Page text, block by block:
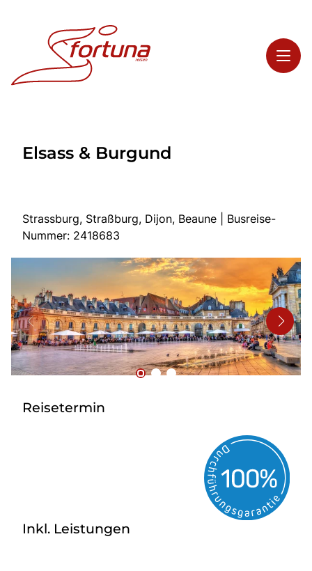
Highlights
Busreisen
Bus mieten
Reisebüro
Newsletter
Elsass & Burgund
Strassburg, Straßburg, Dijon, Beaune | Busreise-
Nummer: 2418683
Reisetermin
Inkl. Leistungen